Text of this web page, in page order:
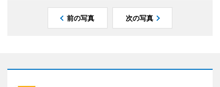
前の写真 次の写真